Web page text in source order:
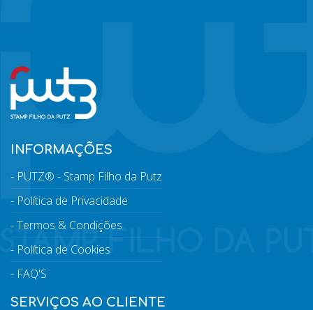
INFORMAÇÕES
PUTZ® - Stamp Filho da Putz
Política de Privacidade
Termos & Condições
Política de Cookies
FAQ'S
SERVIÇOS AO CLIENTE